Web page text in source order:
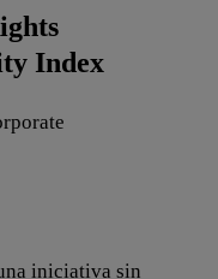
Index
iniciativa sin